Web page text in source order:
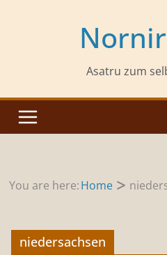
Asatru zum
You are here:Home
niedersachsen